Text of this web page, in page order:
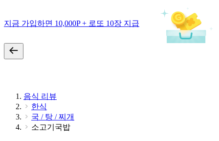
지금 가입하면 10,000P + 로또 10장 지급
음식 리뷰
한식
국 / 탕 / 찌개
소고기국밥